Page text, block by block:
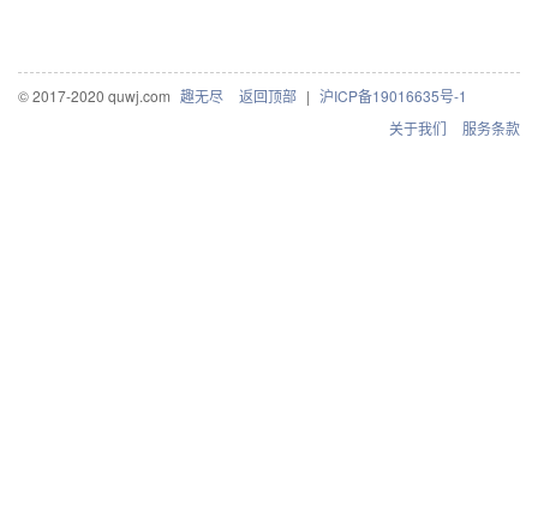
© 2017-2020 quwj.com 趣无尽 返回顶部 | 沪ICP备19016635号-1
关于我们
服务条款